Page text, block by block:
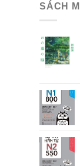
SÁCH